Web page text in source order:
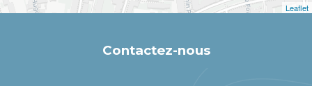
Leaflet
Contactez-nous